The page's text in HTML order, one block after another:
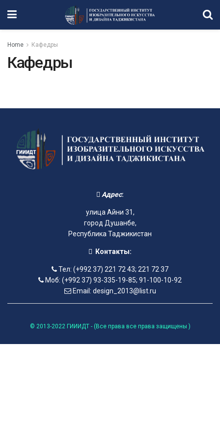
Home Кафедры
Кафедры
Адрес:
улица Айни 31,
город Душанбе,
Республика Таджикистан
Контакты:
Тел: (+992 37) 221 72 43; 221 72 37
Моб: (+992 37) 93-335-19-85; 91-100-10-92
Email: design_2013@list.ru
© 2013-2022 ГИИИДТ - (Все права все права защищены )